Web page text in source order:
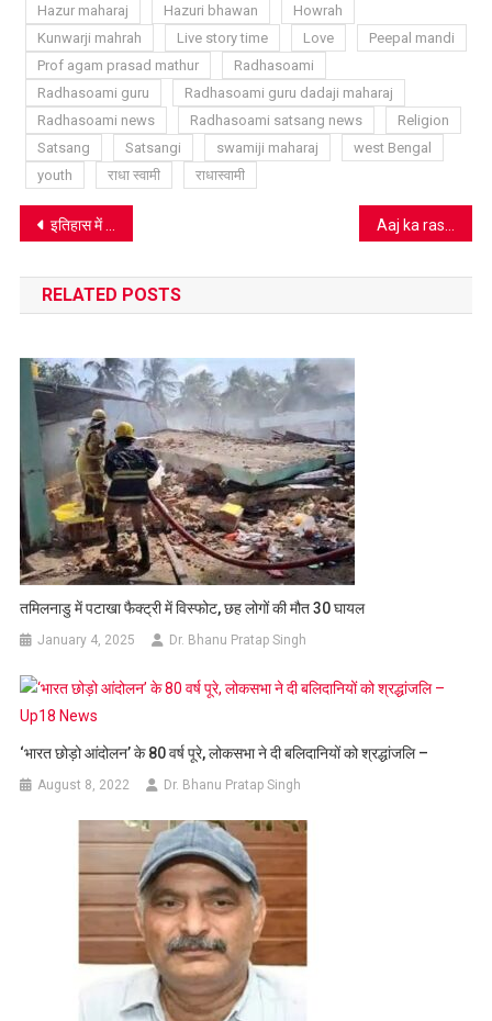
Hazur maharaj Hazuri bhawan
Howrah
Kunwarji mahrah
Live story time Love
Peepal mandi
Prof agam prasad mathur
Radhasoami
Radhasoami guru
Radhasoami guru dadaji maharaj
Radhasoami news
Radhasoami satsang news
Religion
Satsang
Satsangi swamiji maharaj
west Bengal
youth
राधा स्वामी राधास्वामी
Post
navigation
इतिहास में पहली बार गुरुद्वारों में नहीं मनेगा गुरु अर्जुन देव शहीदी पर्व, ये हैं निर्देश
RELATED POSTS
तमिलनाडु में पटाखा फैक्ट्री में विस्फोट, छह लोगों की मौत 30 घायल
January 4, 2025 Dr. Bhanu Pratap Singh
‘भारत छोड़ो आंदोलन’ के 80 वर्ष पूरे, लोकसभा ने दी बलिदानियों को श्रद्धांजलि –
August 8, 2022 Dr. Bhanu Pratap Singh